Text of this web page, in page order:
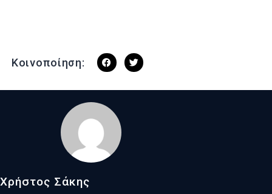
Κοινοποίηση:
Χρήστος Σάκης